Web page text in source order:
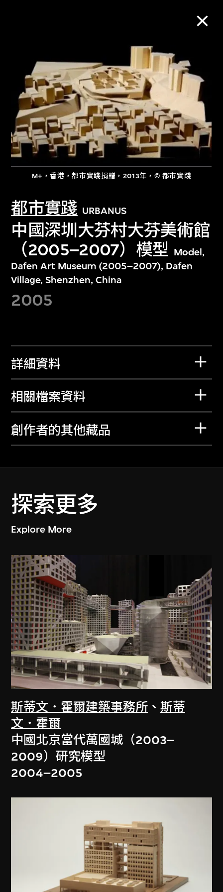
M+，香港，都市實踐捐贈，2013年，© 都市實踐
都市實踐 URBANUS
中國深圳大芬村大芬美術館
（2005–2007）模型 Model,
Dafen Art Museum (2005–2007), Dafen
Village, Shenzhen, China
2005
詳細資料
相關檔案資料
創作者的其他藏品
探索更多
Explore More
斯蒂文．霍爾建築事務所 、斯蒂
文．霍爾
中國北京當代萬國城（2003–
2009）研究模型
2004–2005
M+藏品
進一步篩選 搜索
關於M+藏品
文化藏品。